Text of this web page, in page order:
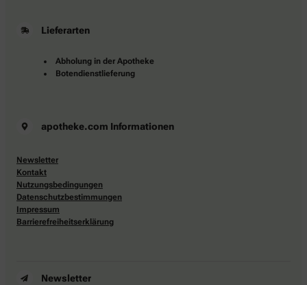
Lieferarten
Abholung in der Apotheke
Botendienstlieferung
apotheke.com Informationen
Newsletter
Kontakt
Nutzungsbedingungen
Datenschutzbestimmungen
Impressum
Barrierefreiheitserklärung
Newsletter